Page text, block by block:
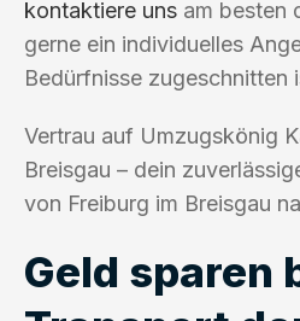
kontaktiere uns am besten
gerne ein individuelles
Bedürfnisse zugeschnitten
Vertrau auf Umzugskönig
Breisgau – dein
von Freiburg im Breisgau
Geld sparen